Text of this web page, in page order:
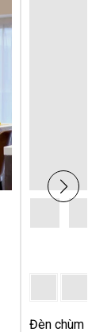
Đèn chùm pha